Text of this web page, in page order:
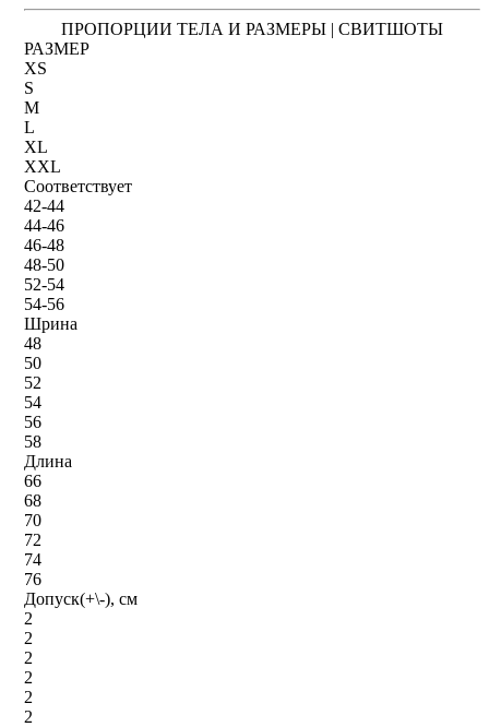
ПРОПОРЦИИ ТЕЛА И РАЗМЕРЫ | СВИТШОТЫ
РАЗМЕР
XS
S
M
L
XL
XXL
Соответствует
42-44
44-46
46-48
48-50
52-54
54-56
Шрина
48
50
52
54
56
58
Длина
66
68
70
72
74
76
Допуск(+\-), см
2
2
2
2
2
2